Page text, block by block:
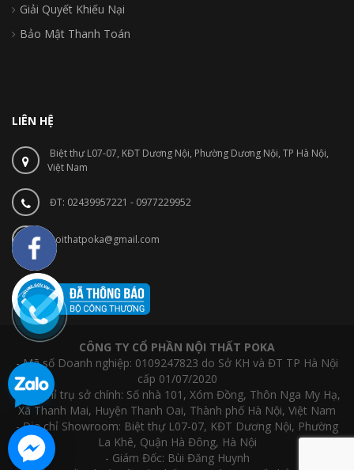
Giải Quyết Khiếu Nại
Bảo Mật Thanh Toán
LIÊN HỆ
Biệt thự L07-07, KĐT Dương Nội, Phường Dương Nội, TP Hà Nội,
Việt Nam
ĐT: 02439957221 - 0977229952
noithatpoka@gmail.com
CÔNG TY CỔ PHẦN NỘI THẤT POKA
- Mã số Doanh nghiệp: 0109247823 do Sở KH và ĐT TP Hà Nội
cấp 01/07/2020
- Địa chỉ trụ sở chính: Số nhà 101, Xóm Đồng, Thôn Nga My Hạ,
Xã Thanh Mai, Huyện Thanh Oai, Thành phố Hà Nội, Việt Nam
- Địa chỉ Showroom: Biệt thự L07-07, KĐT Dương Nội, Phường
La Khê, Quận Hà Đông, Hà Nội
- Giám Đốc: Bùi Đăng Huynh